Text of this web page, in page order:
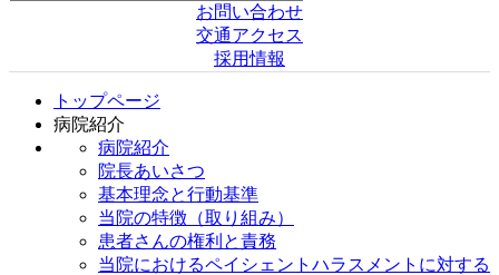
お問い合わせ
交通アクセス
採用情報
トップページ
病院紹介
病院紹介
院長あいさつ
基本理念と行動基準
当院の特徴（取り組み）
患者さんの権利と責務
当院におけるペイシェントハラスメントに対する